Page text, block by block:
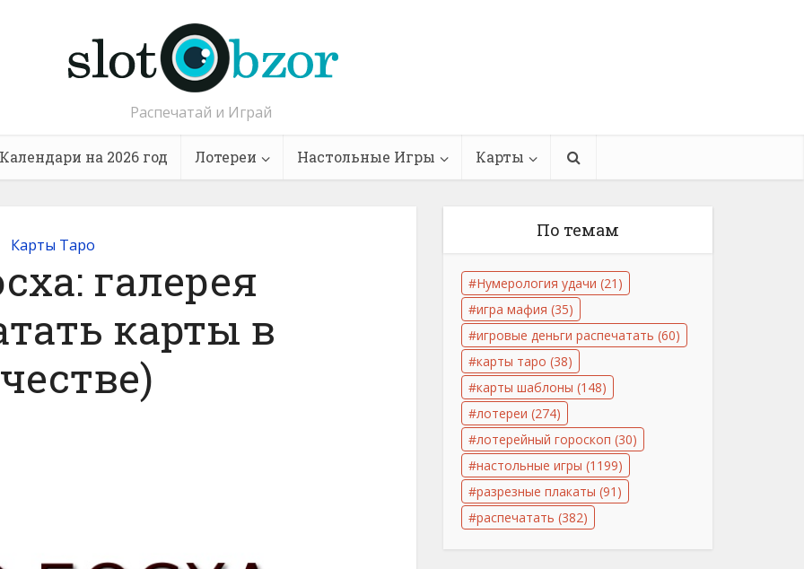
Распечатай и Играй
Календари на 2026 год Лотереи Настольные Игры Карты
Карты Таро
галерея
карты в
По темам
Нумерология удачи (21)
игра мафия (35)
игровые деньги распечатать (60)
карты таро (38)
карты шаблоны (148)
лотереи (274)
лотерейный гороскоп (30)
настольные игры (1199)
разрезные плакаты (91)
распечатать (382)